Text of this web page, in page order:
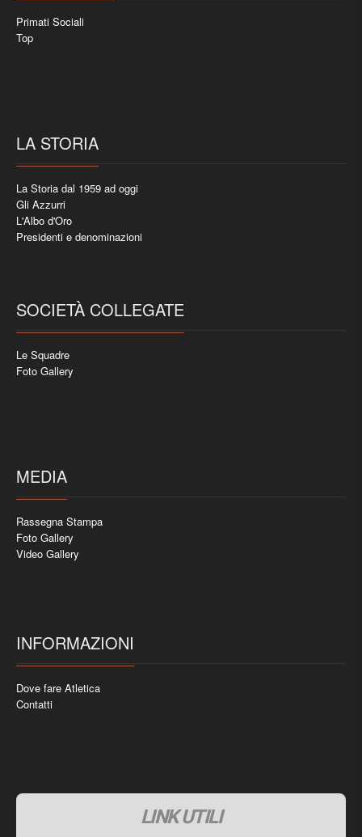
Primati Sociali
Top
LA STORIA
La Storia dal 1959 ad oggi
Gli Azzurri
L'Albo d'Oro
Presidenti e denominazioni
SOCIETÀ COLLEGATE
Le Squadre
Foto Gallery
MEDIA
Rassegna Stampa
Foto Gallery
Video Gallery
INFORMAZIONI
Dove fare Atletica
Contatti
LINK UTILI